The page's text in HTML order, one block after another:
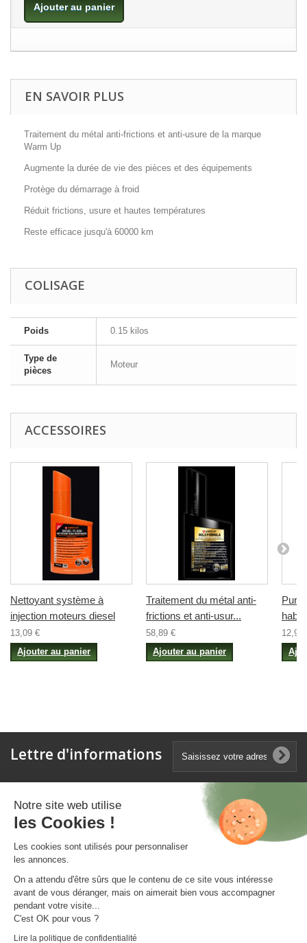
Notre site web utilise
les Cookies !
Les cookies sont utilisés pour personnaliser
les annonces.
On a attendu d'être sûrs que le contenu de ce site vous intéresse
avant de vous déranger, mais on aimerait bien vous accompagner
pendant votre visite...
C'est OK pour vous ?
Lire la politique de confidentialité
Ajouter au panier
EN SAVOIR PLUS
Traitement du métal anti-frictions et anti-usure de la marque
Warm Up
Augmente la durée de vie des pièces et des équipements
Protège du démarrage à froid
Réduit frictions, usure et hautes températures
Reste efficace jusqu'à 60000 km
COLISAGE
Poids 0.15 kilos
Type de
pièces
Moteur
ACCESSOIRES
Nettoyant système à
injection moteurs diesel
13,09 €
Ajouter au panier
Traitement du métal anti-
frictions et anti-usur...
58,89 €
Ajouter au panier
12,97
Lettre d'informations
Catégories
Mon compte
Informations sur votre boutique